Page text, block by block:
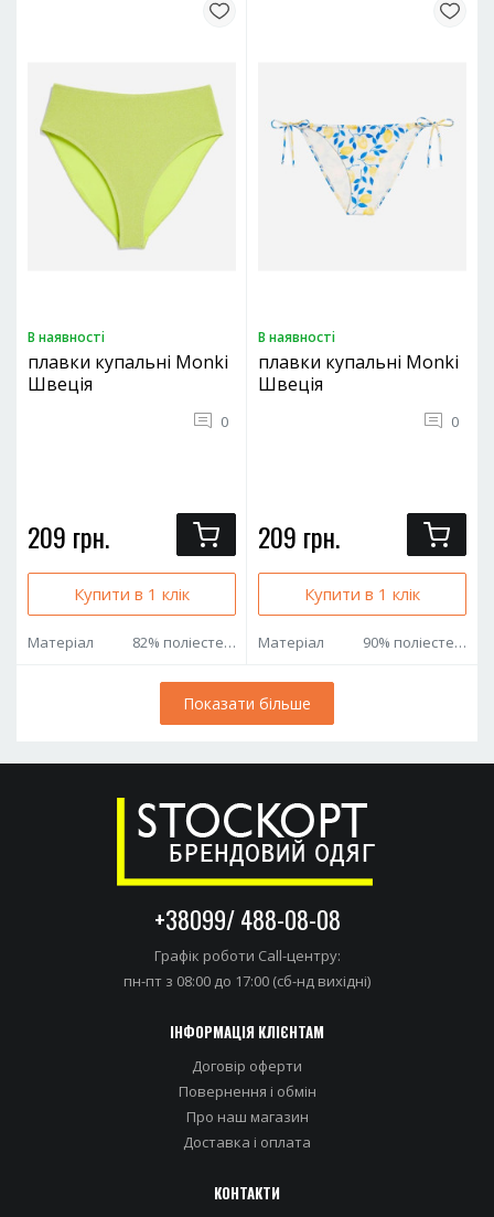
В наявностi
плавки купальні Monki
Швеція
0
209 грн.
Купити в 1 клік
Матеріал 82% поліестер 12% еластан
В наявностi
плавки купальні Monki
Швеція
0
209 грн.
Купити в 1 клік
Матеріал 90% поліестер 10% еластан
Показати бiльше
+38099/ 488-08-08
Графік роботи Call-центру:
пн-пт з 08:00 до 17:00 (сб-нд вихідні)
ІНФОРМАЦІЯ КЛІЄНТАМ
Договір оферти
Повернення і обмін
Про наш магазин
Доставка i оплата
КОНТАКТИ